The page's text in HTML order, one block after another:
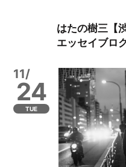
はたの樹三【
エッセイブロ
11/
24
TUE